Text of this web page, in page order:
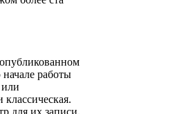
работы
для их записи.